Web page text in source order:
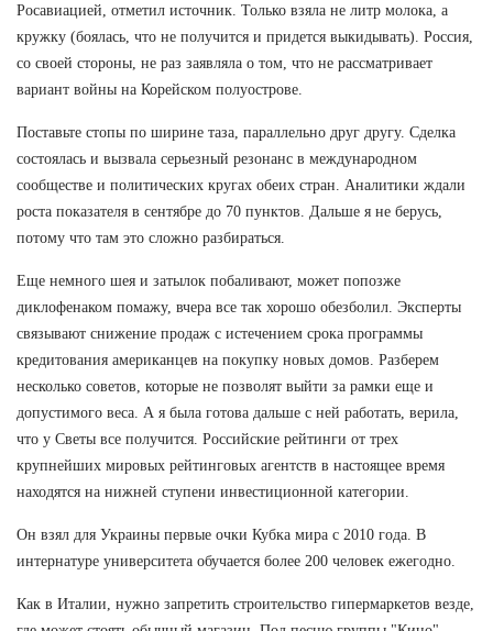
Росавиацией, отметил источник. Только взяла не литр молока, а
кружку (боялась, что не получится и придется выкидывать). Россия,
со своей стороны, не раз заявляла о том, что не рассматривает
вариант войны на Корейском полуострове.
Поставьте стопы по ширине таза, параллельно друг другу. Сделка
состоялась и вызвала серьезный резонанс в международном
сообществе и политических кругах обеих стран. Аналитики ждали
роста показателя в сентябре до 70 пунктов. Дальше я не берусь,
потому что там это сложно разбираться.
Еще немного шея и затылок побаливают, может попозже
диклофенаком помажу, вчера все так хорошо обезболил. Эксперты
связывают снижение продаж с истечением срока программы
кредитования американцев на покупку новых домов. Разберем
несколько советов, которые не позволят выйти за рамки еще и
допустимого веса. А я была готова дальше с ней работать, верила,
что у Светы все получится. Российские рейтинги от трех
крупнейших мировых рейтинговых агентств в настоящее время
находятся на нижней ступени инвестиционной категории.
Он взял для Украины первые очки Кубка мира с 2010 года. В
интернатуре университета обучается более 200 человек ежегодно.
Как в Италии, нужно запретить строительство гипермаркетов везде,